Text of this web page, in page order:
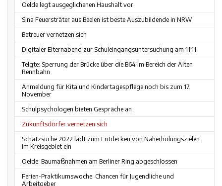
Oelde legt ausgeglichenen Haushalt vor
Sina Feuersträter aus Beelen ist beste Auszubildende in NRW
Betreuer vernetzen sich
Digitaler Elternabend zur Schuleingangsuntersuchung am 11.11.
Telgte: Sperrung der Brücke über die B64 im Bereich der Alten
Rennbahn
Anmeldung für Kita und Kindertagespflege noch bis zum 17.
November
Schulpsychologen bieten Gespräche an
Zukunftsdörfer vernetzen sich
Schatzsuche 2022 lädt zum Entdecken von Naherholungszielen
im Kreisgebiet ein
Oelde: Baumaßnahmen am Berliner Ring abgeschlossen
Ferien-Praktikumswoche: Chancen für Jugendliche und
Arbeitgeber